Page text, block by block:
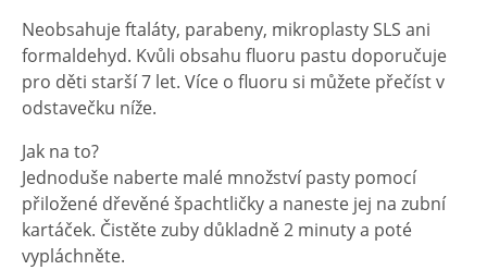
Neobsahuje ftaláty, parabeny, mikroplasty SLS ani
formaldehyd. Kvůli obsahu fluoru pastu doporučuje
pro děti starší 7 let. Více o fluoru si můžete přečíst v
odstavečku níže.
Jak na to?
Jednoduše naberte malé množství pasty pomocí
přiložené dřevěné špachtličky a naneste jej na zubní
kartáček. Čistěte zuby důkladně 2 minuty a poté
vypláchněte.